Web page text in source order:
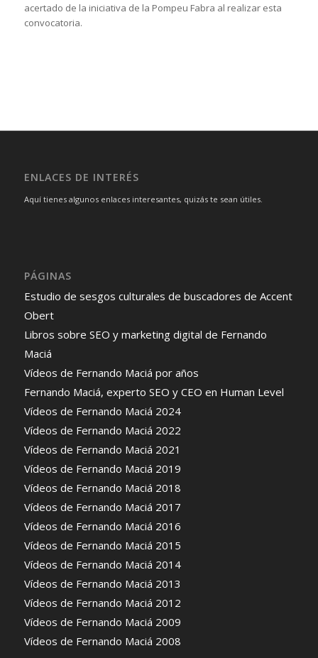
acertado de la iniciativa de la Pompeu Fabra al realizar esta
convocatoria.
ENLACES DE INTERÉS
Aquí tienes algunos enlaces interesantes, quizás te sean útiles.
PÁGINAS
Estudio de sesgos culturales de buscadores de Accent
Obert
Libros sobre SEO y marketing digital de Fernando
Maciá
Vídeos de Fernando Maciá por años
Fernando Maciá, experto SEO y CEO en Human Level
Vídeos de Fernando Maciá 2024
Vídeos de Fernando Maciá 2022
Vídeos de Fernando Maciá 2021
Vídeos de Fernando Maciá 2019
Vídeos de Fernando Maciá 2018
Vídeos de Fernando Maciá 2017
Vídeos de Fernando Maciá 2016
Vídeos de Fernando Maciá 2015
Vídeos de Fernando Maciá 2014
Vídeos de Fernando Maciá 2013
Vídeos de Fernando Maciá 2012
Vídeos de Fernando Maciá 2009
Vídeos de Fernando Maciá 2008